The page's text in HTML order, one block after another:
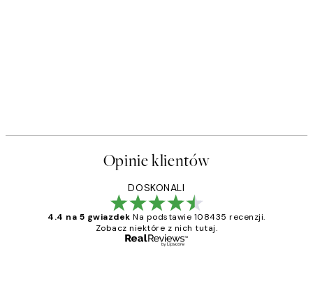
Opinie klientów
DOSKONALI
4.4 na 5 gwiazdek Na podstawie 108435 recenzji.
Zobacz niektóre z nich tutaj.